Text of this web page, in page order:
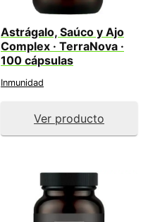
Astrágalo, Saúco y Ajo
Complex · TerraNova ·
100 cápsulas
Inmunidad
Ver producto